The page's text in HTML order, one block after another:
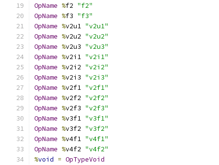
OpName %f2 "f2"
OpName %f3 "f3"
OpName %v2u1 "v2u1"
OpName %v2u2 "v2u2"
OpName %v2u3 "v2u3"
OpName %v2i1 "v2i1"
OpName %v2i2 "v2i2"
OpName %v2i3 "v2i3"
OpName %v2f1 "v2f1"
OpName %v2f2 "v2f2"
OpName %v2f3 "v2f3"
OpName %v3f1 "v3f1"
OpName %v3f2 "v3f2"
OpName %v4f1 "v4f1"
OpName %v4f2 "v4f2"
%void = OpTypeVoid